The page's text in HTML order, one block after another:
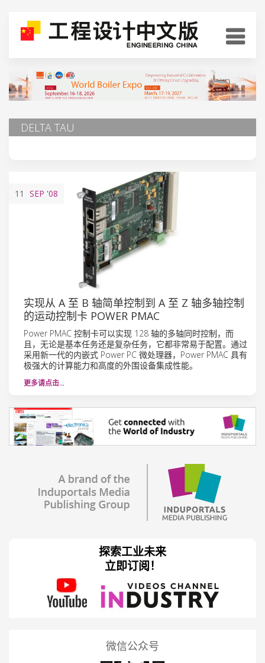
DELTA TAU
11 SEP '08
实现从 A 至 B 轴简单控制到 A 至 Z 轴多轴控制
的运动控制卡 POWER PMAC
Power PMAC 控制卡可以实现 128 轴的多轴同时控制，而
且，无论是基本任务还是复杂任务，它都非常易于配置。通过
采用新一代的内嵌式 Power PC 微处理器，Power PMAC 具有
极强大的计算能力和高度的外围设备集成性能。
更多请点击…
探索工业未来
立即订阅！
微信公众号